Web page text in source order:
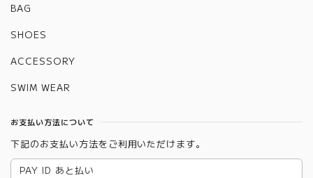
BAG
SHOES
ACCESSORY
SWIM WEAR
お支払い方法について
下記のお支払い方法をご利用いただけます。
PAY ID あと払い